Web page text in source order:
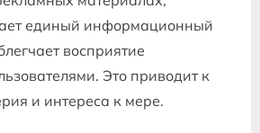
единый информационный
восприятие
Это приводит к
и интереса к мере.